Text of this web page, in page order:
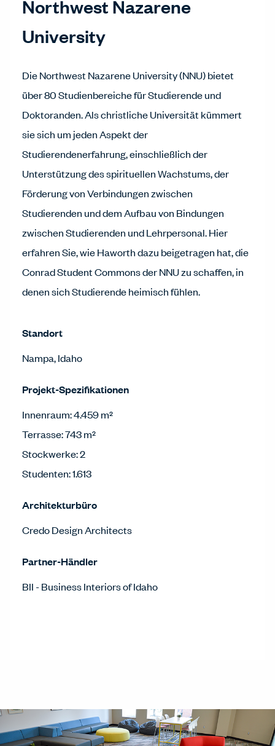
Northwest Nazarene
University
Die Northwest Nazarene University (NNU) bietet
über 80 Studienbereiche für Studierende und
Doktoranden. Als christliche Universität kümmert
sie sich um jeden Aspekt der
Studierendenerfahrung, einschließlich der
Unterstützung des spirituellen Wachstums, der
Förderung von Verbindungen zwischen
Studierenden und dem Aufbau von Bindungen
zwischen Studierenden und Lehrpersonal. Hier
erfahren Sie, wie Haworth dazu beigetragen hat, die
Conrad Student Commons der NNU zu schaffen, in
denen sich Studierende heimisch fühlen.
Standort
Nampa, Idaho
Projekt-Spezifikationen
Innenraum: 4.459 m²
Terrasse: 743 m²
Stockwerke: 2
Studenten: 1.613
Architekturbüro
Credo Design Architects
Partner-Händler
BII - Business Interiors of Idaho